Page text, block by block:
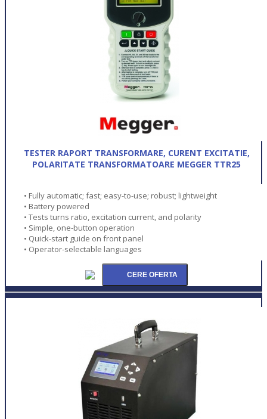
TESTER RAPORT TRANSFORMARE, CURENT EXCITATIE,
POLARITATE TRANSFORMATOARE MEGGER TTR25
• Fully automatic; fast; easy-to-use; robust; lightweight
• Battery powered
• Tests turns ratio, excitation current, and polarity
• Simple, one-button operation
• Quick-start guide on front panel
• Operator-selectable languages